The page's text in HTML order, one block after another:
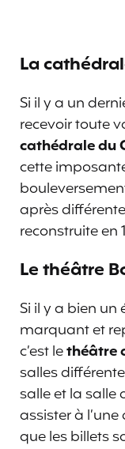
La
Si il y a un
recevoir toute
cathédrale du
cette
après
reconstruite en
Le théâtre
Si il y a bien
marquant et
c’est lethéâtre
salles
salle et la salle
assister à
que les billets